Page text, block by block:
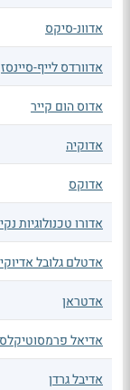
אדוונ-סיקס
אדוורדס לייף-סיינסז
אדוס הום קייר
אדוקיה
אדוקס
אדורו טכנולוגיות
אדטלם גלובל
אדטראן
אדיאל פרמסוטיקלס
אדיבל גרדן